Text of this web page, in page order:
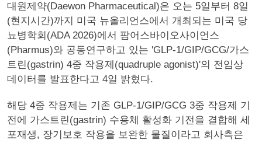
대원제약(Daewon Pharmaceutical)은 오는 5일부터 8일
(현지시간)까지 미국 뉴올리언스에서 개최되는 미국 당
뇨병학회(ADA 2026)에서 팜어스바이오사이언스
(Pharmus)와 공동연구하고 있는 'GLP-1/GIP/GCG/가스
트린(gastrin) 4중 작용제(quadruple agonist)'의 전임상
데이터를 발표한다고 4일 밝혔다.
해당 4중 작용제는 기존 GLP-1/GIP/GCG 3중 작용제 기
전에 가스트린(gastrin) 수용체 활성화 기전을 결합해 세
포재생, 장기보호 작용을 보완한 물질이라고 회사측은